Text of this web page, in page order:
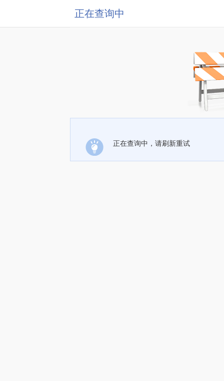
正在查询中
正在查询中，请刷新重试